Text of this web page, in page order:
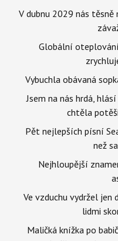
V dubnu 2029 nás
Globální
Vybuchla obávaná
Jsem na nás hrdá,
chtěla
Pět nejlepších písní
než
Nejhloupější
Ve vzduchu vydržel
lidmi
Maličká knížka po